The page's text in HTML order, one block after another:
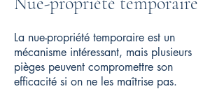
La nue-propriété temporaire est un
mécanisme intéressant, mais plusieurs
pièges peuvent compromettre son
efficacité si on ne les maîtrise pas.